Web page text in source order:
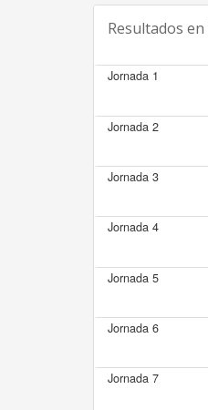
Resultados en
Jornada 1
Jornada 2
Jornada 3
Jornada 4
Jornada 5
Jornada 6
Jornada 7